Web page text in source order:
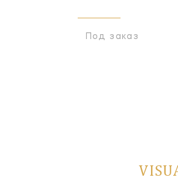
Под заказ